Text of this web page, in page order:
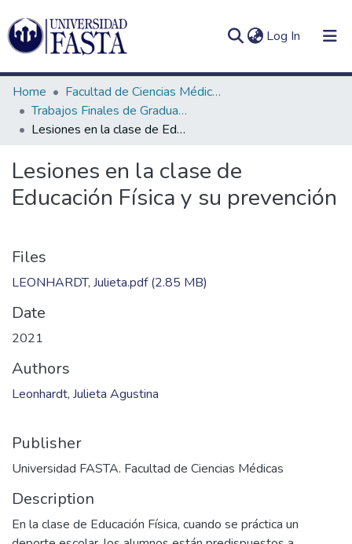
Log In (current)
Communities
&
Collections
In(current)
Home
Facultad de Ciencias Médicas
Trabajos Finales de Graduación de Licenciatura en Kinesiología
Lesiones en la clase de Educación Física y su prevención
Lesiones en la clase de
Educación Física y su prevención
Files
LEONHARDT, Julieta.pdf(2.85 MB)
Leonhardt, Julieta Agustina